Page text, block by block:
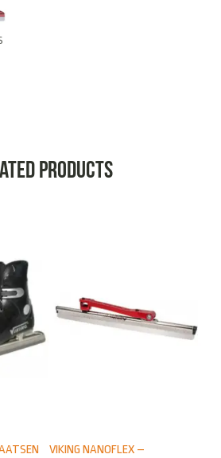
products
VIKING NANOFLEX –